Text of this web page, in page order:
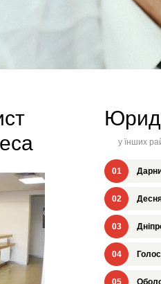
у їнших
01
02
03
04
05